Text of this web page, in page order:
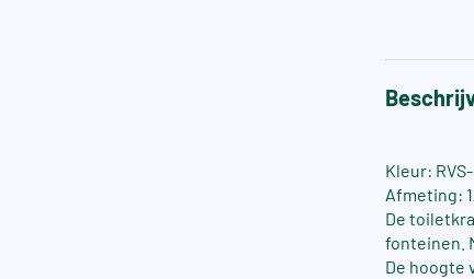
Kleur:
Afmeting:
De
fonteinen.
De hoogte